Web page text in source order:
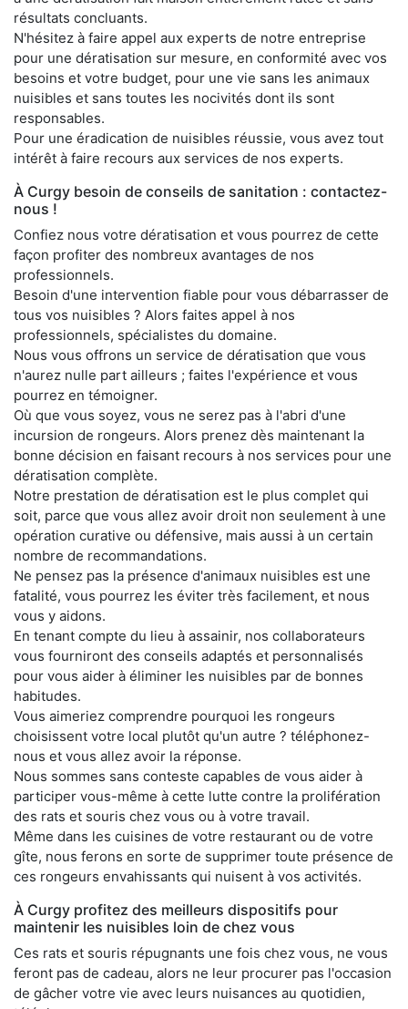
résultats concluants.
N'hésitez à faire appel aux experts de notre entreprise
pour une dératisation sur mesure, en conformité avec vos
besoins et votre budget, pour une vie sans les animaux
nuisibles et sans toutes les nocivités dont ils sont
responsables.
Pour une éradication de nuisibles réussie, vous avez tout
intérêt à faire recours aux services de nos experts.
À Curgy besoin de conseils de sanitation : contactez-
nous !
Confiez nous votre dératisation et vous pourrez de cette
façon profiter des nombreux avantages de nos
professionnels.
Besoin d'une intervention fiable pour vous débarrasser de
tous vos nuisibles ? Alors faites appel à nos
professionnels, spécialistes du domaine.
Nous vous offrons un service de dératisation que vous
n'aurez nulle part ailleurs ; faites l'expérience et vous
pourrez en témoigner.
Où que vous soyez, vous ne serez pas à l'abri d'une
incursion de rongeurs. Alors prenez dès maintenant la
bonne décision en faisant recours à nos services pour une
dératisation complète.
Notre prestation de dératisation est le plus complet qui
soit, parce que vous allez avoir droit non seulement à une
opération curative ou défensive, mais aussi à un certain
nombre de recommandations.
Ne pensez pas la présence d'animaux nuisibles est une
fatalité, vous pourrez les éviter très facilement, et nous
vous y aidons.
En tenant compte du lieu à assainir, nos collaborateurs
vous fourniront des conseils adaptés et personnalisés
pour vous aider à éliminer les nuisibles par de bonnes
habitudes.
Vous aimeriez comprendre pourquoi les rongeurs
choisissent votre local plutôt qu'un autre ? téléphonez-
nous et vous allez avoir la réponse.
Nous sommes sans conteste capables de vous aider à
participer vous-même à cette lutte contre la prolifération
des rats et souris chez vous ou à votre travail.
Même dans les cuisines de votre restaurant ou de votre
gîte, nous ferons en sorte de supprimer toute présence de
ces rongeurs envahissants qui nuisent à vos activités.
À Curgy profitez des meilleurs dispositifs pour
maintenir les nuisibles loin de chez vous
Ces rats et souris répugnants une fois chez vous, ne vous
feront pas de cadeau, alors ne leur procurer pas l'occasion
de gâcher votre vie avec leurs nuisances au quotidien,